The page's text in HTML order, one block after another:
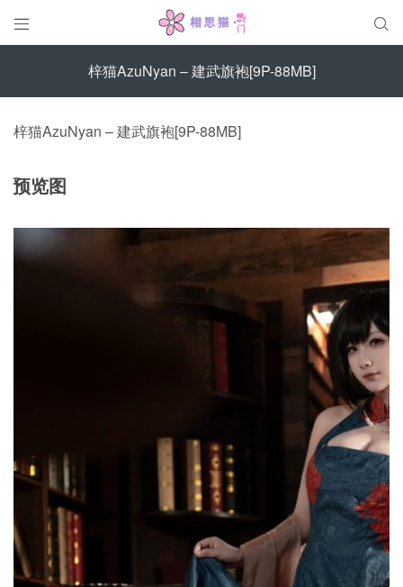
 
梓猫AzuNyan – 建武旗袍[9P-88MB]
梓猫AzuNyan – 建武旗袍[9P-88MB]
预览图